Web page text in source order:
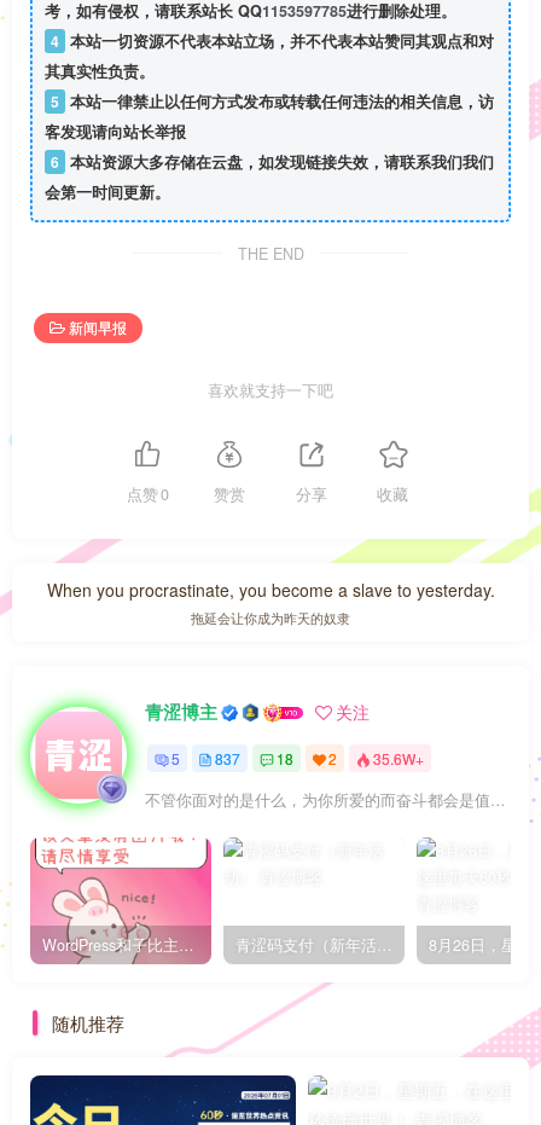
考，如有侵权，请联系站长 QQ1153597785进行删除处理。
4 本站一切资源不代表本站立场，并不代表本站赞同其观点和对
其真实性负责。
5 本站一律禁止以任何方式发布或转载任何违法的相关信息，访
客发现请向站长举报
6 本站资源大多存储在云盘，如发现链接失效，请联系我们我们
会第一时间更新。
THE END
新闻早报
喜欢就支持一下吧
点赞0 赞赏 分享 收藏
When you procrastinate, you become a slave to yesterday.
拖延会让你成为昨天的奴隶
青涩博主 关注
5 837 18 2 35.6W+
不管你面对的是什么，为你所爱的而奋斗都会是值得的
WordPress和子比主题模板&网站美化方法教程-已更新到:23-01-8 青涩码支付（新年活动）
随机推荐